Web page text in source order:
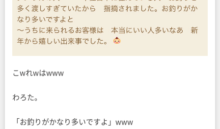
こwれwはwww
わろた。
「お釣りがかなり多いですよ」www